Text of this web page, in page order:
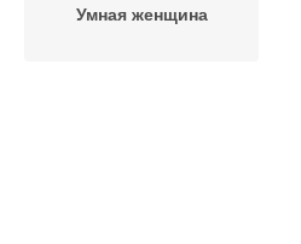
Умная женщина